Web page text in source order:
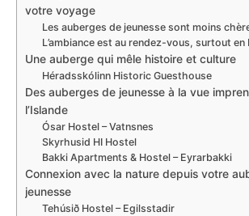
votre voyage
Les auberges de jeunesse sont moins
L’ambiance est au rendez-vous, surtout en
Une auberge qui mêle histoire et culture
Héradsskólinn Historic Guesthouse
Des auberges de jeunesse à la vue
l’Islande
Ósar Hostel – Vatnsnes
Skyrhusid HI Hostel
Bakki Apartments & Hostel – Eyrarbakki
Connexion avec la nature depuis votre
jeunesse
Tehúsið Hostel – Egilsstadir